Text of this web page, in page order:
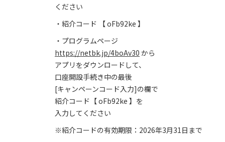
ください
・紹介コード 【 oFb92ke 】
・プログラムページ
https://netbk.jp/4boAv30 から
アプリをダウンロードして、
口座開設手続き中の最後
[キャンペーンコード入力]の欄で
紹介コード【 oFb92ke 】を
入力してください
※紹介コードの有効期限：2026年3月31日まで